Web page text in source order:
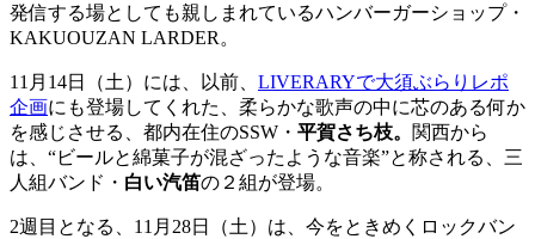
発信する場としても親しまれているハンバーガーショップ・
KAKUOUZAN LARDER。
11月14日（土）には、以前、 LIVERARYで大須ぶらりレポ
企画にも登場してくれた、柔らかな歌声の中に芯のある何か
を感じさせる、都内在住のSSW・ 平賀さち枝。 関西から
は、“ビールと綿菓子が混ざったような音楽”と称される、三
人組バンド・ 白い汽笛の２組が登場。
2週目となる、11月28日（土）は、今をときめくロックバン